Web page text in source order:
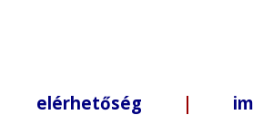
elérhetőség |